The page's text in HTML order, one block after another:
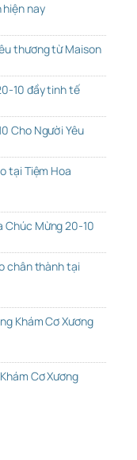
nay
thương từ Maison
10 đầy tinh tế
Cho Người Yêu
tại Tiệm Hoa
Chúc Mừng 20-10
chân thành tại
Khám Cơ Xương
Cơ Xương